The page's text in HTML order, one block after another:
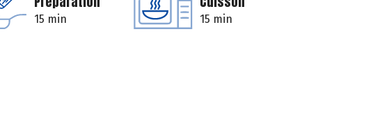
15 min 15 min